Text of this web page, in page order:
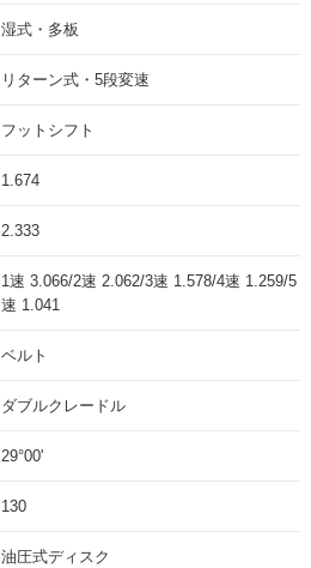
湿式・多板
リターン式・5段変速
フットシフト
1.674
2.333
1速 3.066/2速 2.062/3速 1.578/4速 1.259/5
速 1.041
ベルト
ダブルクレードル
29°00'
130
油圧式ディスク